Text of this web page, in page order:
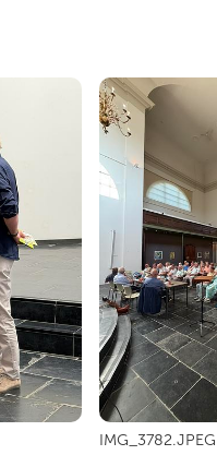
IMG_3782.JPEG